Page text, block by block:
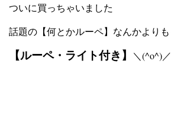
ついに買っちゃいました
話題の【何とかルーペ】なんかより
【ルーペ・ライト付き】 ＼(^o^)／